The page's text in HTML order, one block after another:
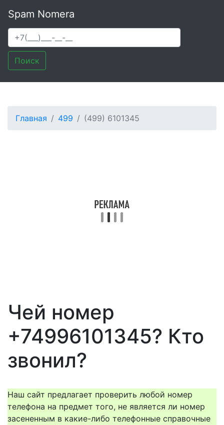
Spam Nomera
Поиск
Главная 499 (499) 6101345
Чей номер
+74996101345? Кто
звонил?
Наш сайт предлагает проверить любой номер
телефона на предмет того, не является ли номер
засененным в какие-либо телефонные справочные